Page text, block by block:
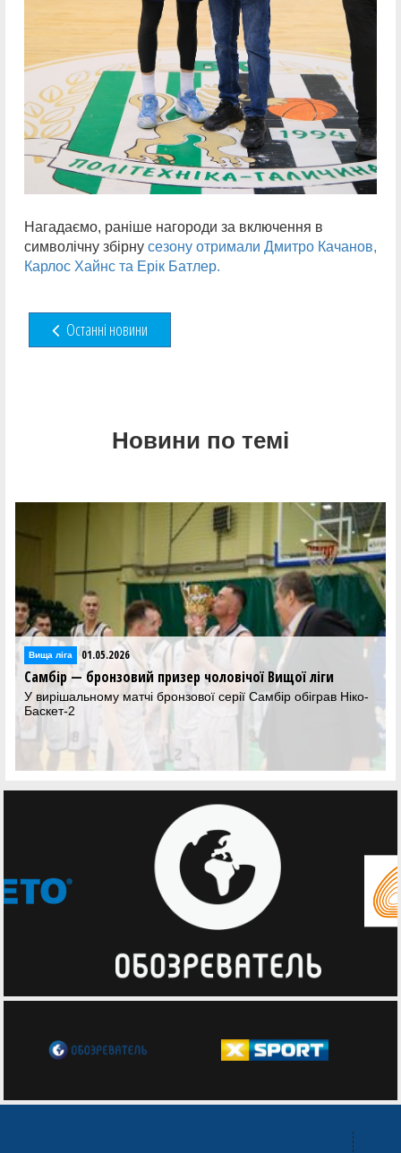
Нагадаємо, раніше нагороди за включення в
символічну збірну сезону отримали Дмитро Качанов,
Карлос Хайнс та Ерік Батлер.
Останні новини
Новини по темі
Вищої ліги
Самбір обіграв Ніко-
Вища лiга 01.05.2026
Сформована символічна збірна
Гравці Самбора та Ніко-Баскета-2
нагороди за підсумком сезону